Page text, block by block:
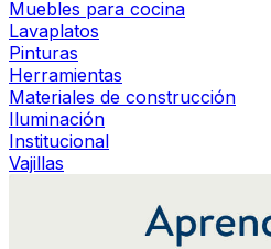
Muebles para cocina
Lavaplatos
Pinturas
Herramientas
Materiales de construcción
Iluminación
Institucional
Vajillas